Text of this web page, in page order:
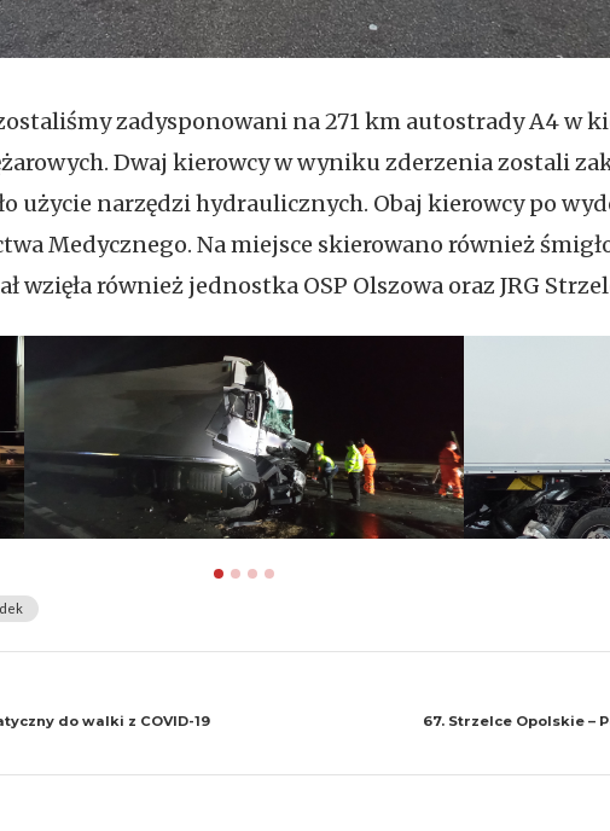
zadysponowani na 271 km autostrady A4 w
Dwaj kierowcy w wyniku zderzenia zostali
użycie narzędzi hydraulicznych. Obaj kierowcy po
Medycznego. Na miejsce skierowano również
wzięła również jednostka OSP Olszowa oraz JRG
do walki z COVID-19 67. Strzelce Opolskie –